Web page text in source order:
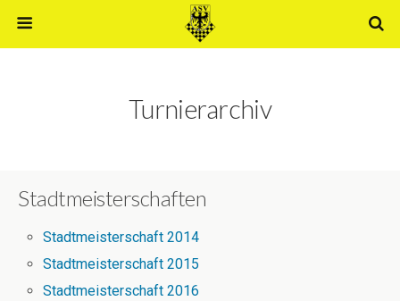
Turnierarchiv
Stadtmeisterschaften
Stadtmeisterschaft 2014
Stadtmeisterschaft 2015
Stadtmeisterschaft 2016